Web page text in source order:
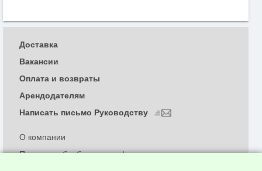
О компании
Политика обработки и конфиденциальности
Доставка
Вакансии
Оплата и возвраты
Арендодателям
Написать письмо Руководству